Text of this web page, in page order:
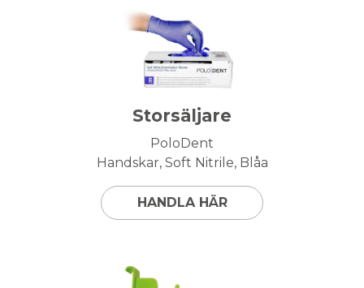
Storsäljare
PoloDent
Handskar, Soft Nitrile, Blåa
HANDLA HÄR